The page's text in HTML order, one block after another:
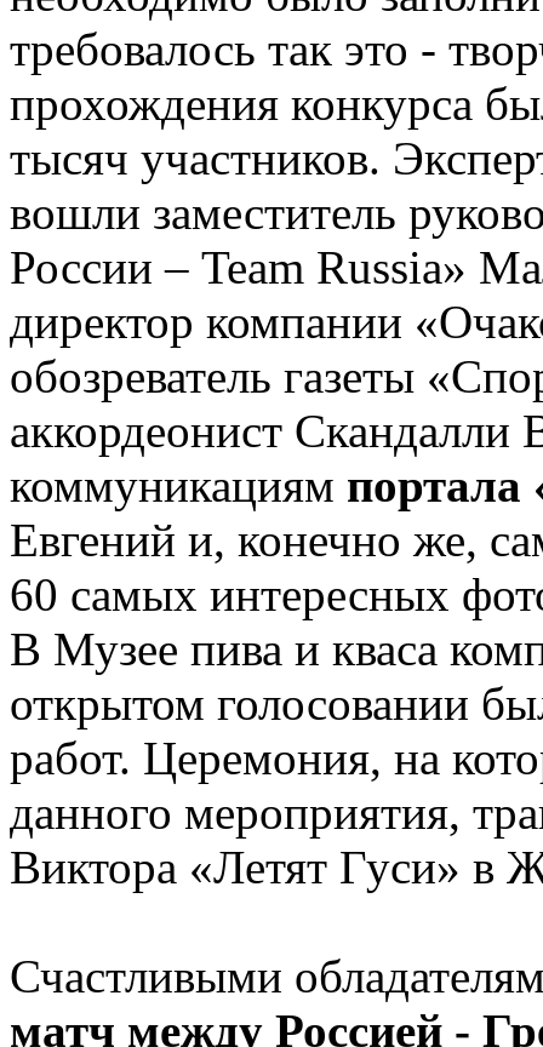
требовалось так это -
прохождения конкурса
тысяч участников.
вошли заместитель
России – Team Russia»
директор компании
обозреватель газеты
аккордеонист
коммуникациям портала
Евгений и, конечно же,
60 самых интересных
В Музее пива и кваса
открытом голосовании
работ. Церемония, на
данного мероприятия,
Виктора «Летят Гуси» в
Счастливыми
матч между Россией -